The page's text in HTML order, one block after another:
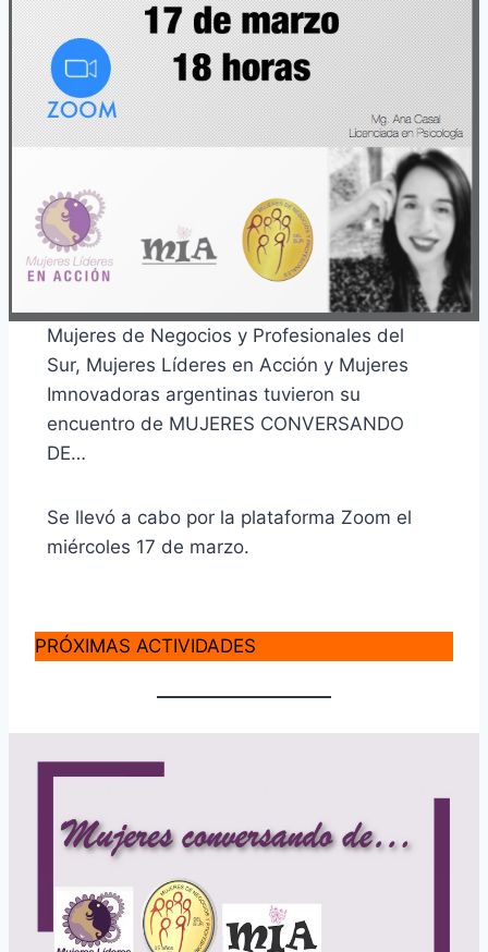
Mujeres de Negocios y Profesionales del
Sur, Mujeres Líderes en Acción y Mujeres
Imnovadoras argentinas tuvieron su
encuentro de MUJERES CONVERSANDO
DE…
Se llevó a cabo por la plataforma Zoom el
miércoles 17 de marzo.
PRÓXIMAS ACTIVIDADES